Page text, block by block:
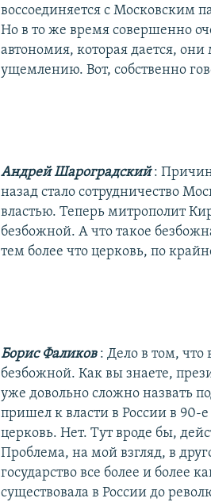
воссоединяется с Московским
Но в то же время совершенно
автономия, которая дается,
ущемлению. Вот, собственно
Андрей Шароградский:
назад стало сотрудничество
властью. Теперь митрополит
безбожной. А что такое
тем более что церковь, по
Борис Фаликов : Дело в том, что
безбожной. Как вы знаете,
уже довольно сложно назвать
пришел к власти в России в 90-
церковь. Нет. Тут вроде бы,
Проблема, на мой взгляд, в
государство все более и более
существовала в России до